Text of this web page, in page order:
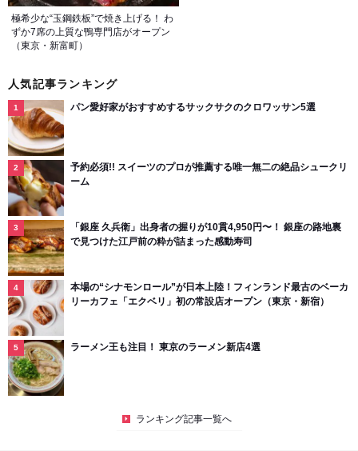
極希少な“玉鋼鉄板”で焼き上げる！ わ
ずか7席の上質な鴨専門店がオープン
（東京・新富町）
人気記事ランキング
パン愛好家がおすすめするサックサクのクロワッサン5選
予約必須!! スイーツのプロが推薦する唯一無二の絶品シュークリ
ーム
「銀座 久兵衛」出身者の握りが10貫4,950円〜！ 銀座の路地裏
で見つけた江戸前の粋が詰まった感動寿司
本場の“シナモンロール”が日本上陸！フィンランド最古のベーカ
リーカフェ「エクベリ」初の常設店オープン（東京・新宿）
ラーメン王も注目！ 東京のラーメン新店4選
ランキング記事一覧へ